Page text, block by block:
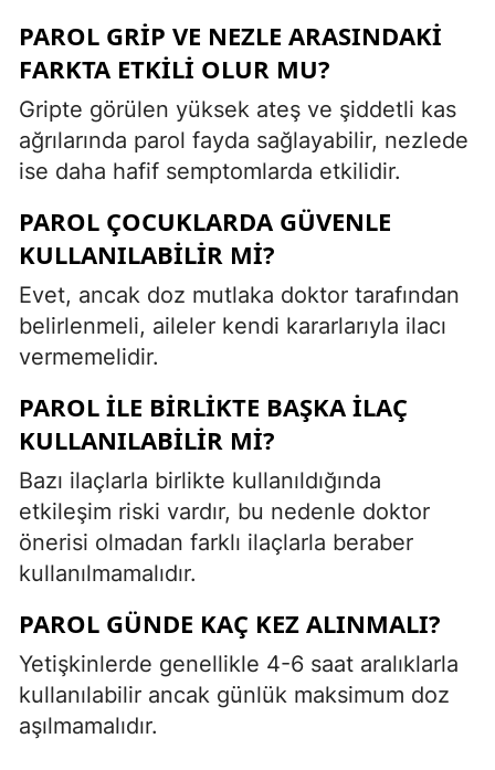
PAROL GRIP VE NEZLE ARASINDAKI
FARKTA ETKILI OLUR MU?
Gripte görülen yüksek ateş ve şiddetli kas
ağrılarında parol fayda sağlayabilir, nezlede
ise daha hafif semptomlarda etkilidir.
PAROL ÇOCUKLARDA GÜVENLE
KULLANILABILIR MI?
Evet, ancak doz mutlaka doktor tarafından
belirlenmeli, aileler kendi kararlarıyla ilacı
vermemelidir.
PAROL ILE BIRLIKTE BAŞKA ILAÇ
KULLANILABILIR MI?
Bazı ilaçlarla birlikte kullanıldığında
etkileşim riski vardır, bu nedenle doktor
önerisi olmadan farklı ilaçlarla beraber
kullanılmamalıdır.
PAROL GÜNDE KAÇ KEZ ALINMALI?
Yetişkinlerde genellikle 4-6 saat aralıklarla
kullanılabilir ancak günlük maksimum doz
aşılmamalıdır.